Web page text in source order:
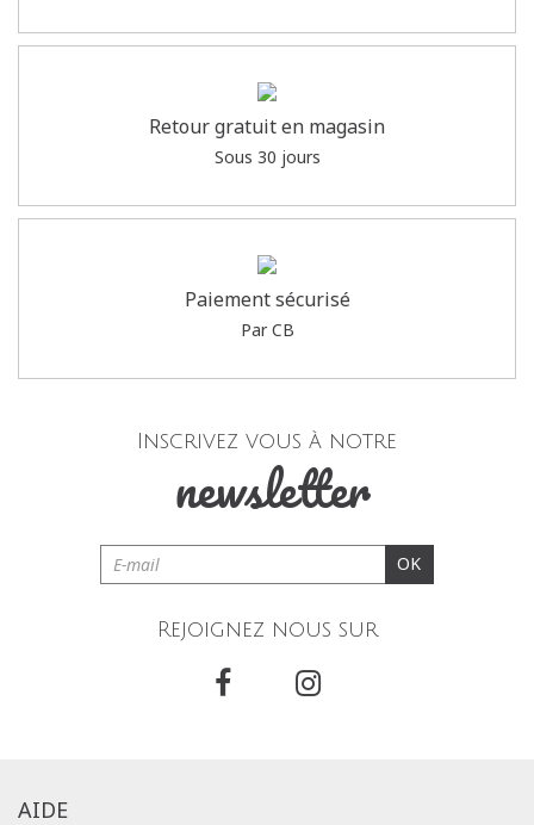
Retour gratuit en magasin
Sous 30 jours
Paiement sécurisé
Par CB
Inscrivez vous à notre
newsletter
OK
Rejoignez nous sur
AIDE